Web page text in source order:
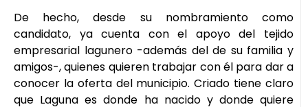
De hecho, desde su nombramiento como
candidato, ya cuenta con el apoyo del tejido
empresarial lagunero -además del de su familia y
amigos-, quienes quieren trabajar con él para dar a
conocer la oferta del municipio. Criado tiene claro
que Laguna es donde ha nacido y donde quiere